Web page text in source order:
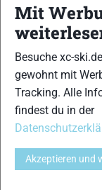
im nicht
Str…
Mit
Besuche xc-
gewohnt mit
Tracking. Alle
findest du in der
Akzeptieren und